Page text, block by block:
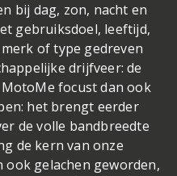
bij dag, zon, nacht en
gebruiksdoel, leeftijd,
of type gedreven
drijfveer: de
focust dan ook
het brengt eerder
de volle bandbreedte
de kern van onze
ook gelachen geworden,